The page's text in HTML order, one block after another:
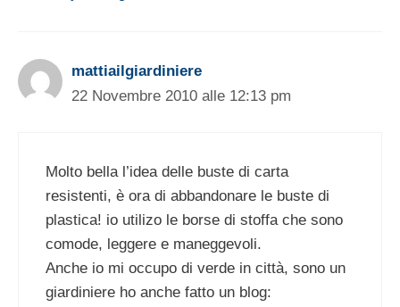
mattiailgiardiniere
22 Novembre 2010 alle 12:13 pm
Molto bella l’idea delle buste di carta
resistenti, è ora di abbandonare le buste di
plastica! io utilizo le borse di stoffa che sono
comode, leggere e maneggevoli.
Anche io mi occupo di verde in città, sono un
giardiniere ho anche fatto un blog: